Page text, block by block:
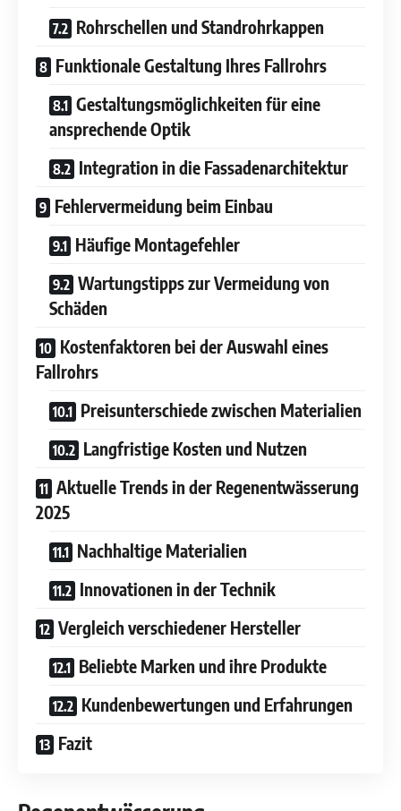
Rohrschellen und Standrohrkappen
Funktionale Gestaltung Ihres Fallrohrs
Gestaltungsmöglichkeiten für eine
ansprechende Optik
Integration in die Fassadenarchitektur
Fehlervermeidung beim Einbau
Häufige Montagefehler
Wartungstipps zur Vermeidung von
Schäden
Kostenfaktoren bei der Auswahl eines
Fallrohrs
Preisunterschiede zwischen Materialien
Langfristige Kosten und Nutzen
Aktuelle Trends in der Regenentwässerung
2025
Nachhaltige Materialien
Innovationen in der Technik
Vergleich verschiedener Hersteller
Beliebte Marken und ihre Produkte
Kundenbewertungen und Erfahrungen
Fazit